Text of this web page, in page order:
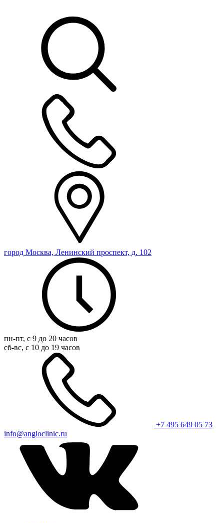
город Москва, Ленинский проспект, д. 102
пн-пт, с 9 до 20 часов
сб-вс, с 10 до 19 часов
+7 495 649 05 73
info@angioclinic.ru